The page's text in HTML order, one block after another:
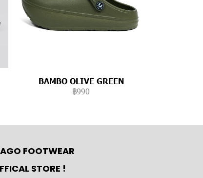
BAMBO OLIVE GREEN
฿990
FOOTWEAR
STORE !